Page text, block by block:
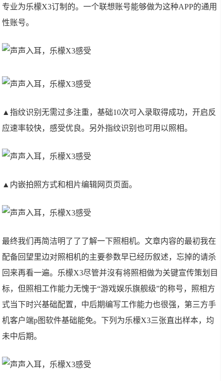
专业为乐檬X3订制的。一个联想账号能够做为这种APP的通用
性账号。
▲指纹识别无需过多注重，基础10次可入录取得成功，开启反
应速率较快，感受优良。另外指纹识别也可用以照相。
▲内嵌拍照方式和相片编辑网页页面。
最终我们再简洁明了了了解一下照相机。文章内容的最初我在
配备回望里边对照相机的主要参数早已经历叙述，忘掉的请杀
回来再看一遍。乐檬X3尽管并沒有将照相做为关键宣传策划目
标，但照相工作能力无愧于“游戏娱乐旗舰级”的称号，照相方
式当下时兴基础配置，中后期编写工作能力也很强，第三方手
机客户端p图软件基础能免。下列为乐檬X3三张直出样本，均
未中后期。